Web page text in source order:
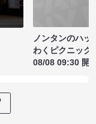
ノンタンのハッ
わくピクニック
08/08 09:30 開